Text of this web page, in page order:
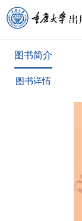
图书简介
图书详情